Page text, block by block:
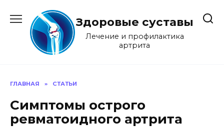
содержанию
Здоровые суставы
Лечение и профилактика
артрита
ГЛАВНАЯ » СТАТЬИ
Симптомы острого
ревматоидного артрита